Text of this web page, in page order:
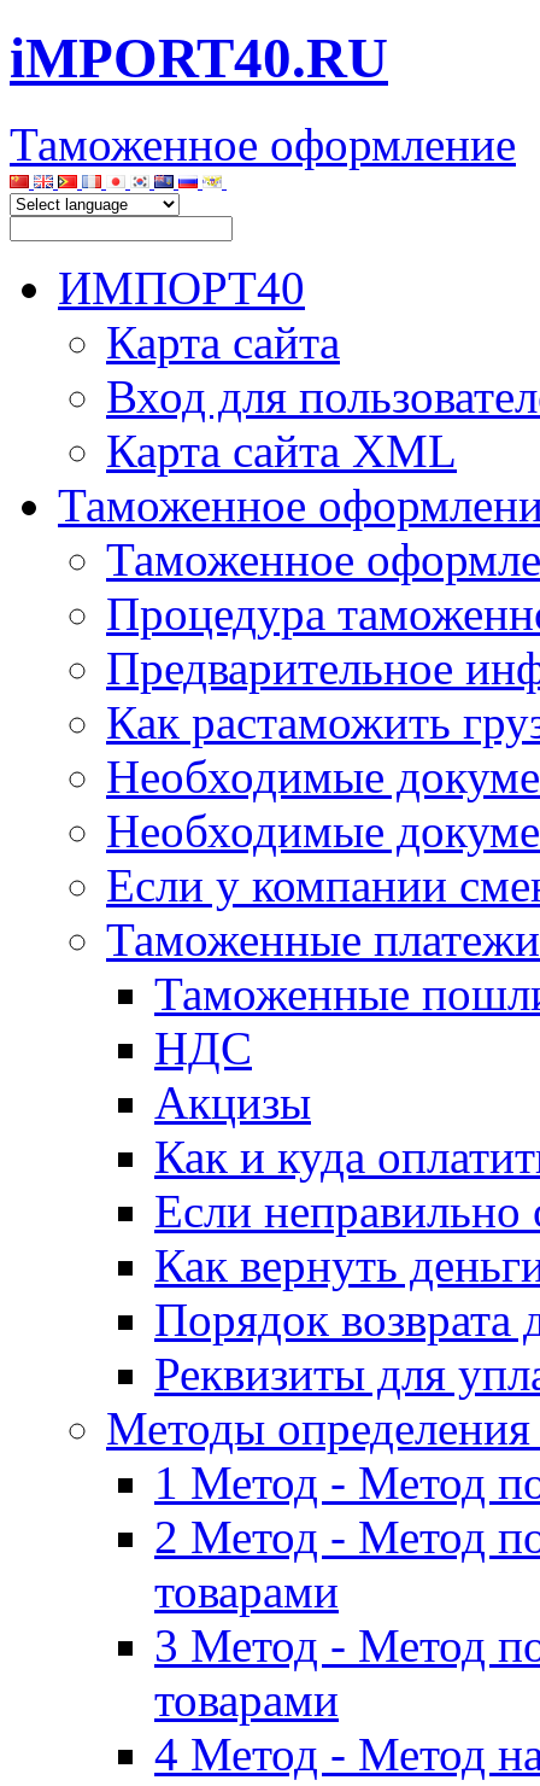
iMPORT40.RU
Таможенное оформление
ИМПОРТ40
Карта сайта
Вход для
Карта сайта XML
Таможенное
Таможенное
Процедура
Предварительное
Как растаможить
Необходимые
Необходимые
Если у компании
Таможенные платежи
НДС
Акцизы
Как и куда
Если неправильно
Как вернуть
Порядок возврата
Реквизиты для
Методы
1 Метод - Метод
2 Метод - Метод
товарами
3 Метод - Метод
товарами
4 Метод - Метод